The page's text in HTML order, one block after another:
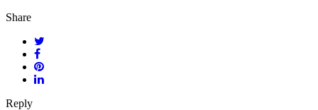
Share
Reply